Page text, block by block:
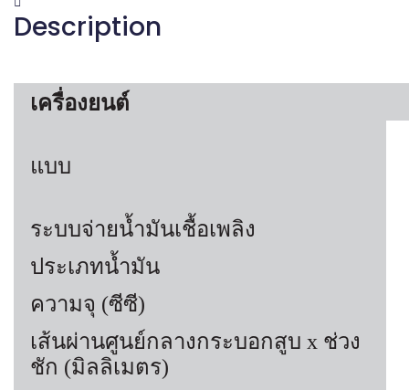
Description
เครื่องยนต์
แบบ
ระบบจ่ายน้ำมันเชื้อเพลิง
ประเภทน้ำมัน
ความจุ (ซีซี)
เส้นผ่านศูนย์กลางกระบอกสูบ x ช่วง
ชัก (มิลลิเมตร)